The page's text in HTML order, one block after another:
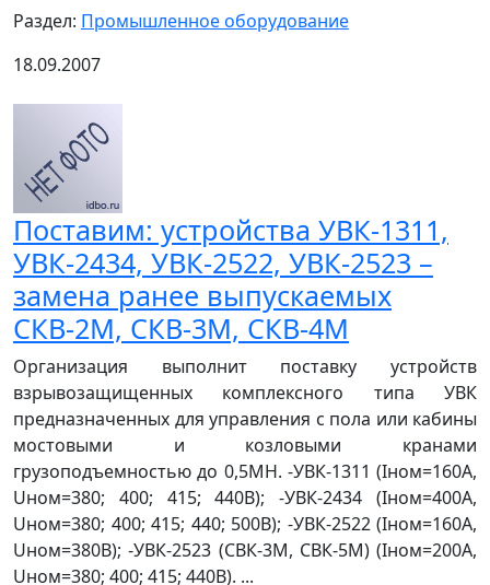
Раздел: Промышленное оборудование
18.09.2007
Поставим: устройства УВК-1311,
УВК-2434, УВК-2522, УВК-2523 –
замена ранее выпускаемых
СКВ-2М, СКВ-3М, СКВ-4М
Организация выполнит поставку устройств
взрывозащищенных комплексного типа УВК
предназначенных для управления с пола или кабины
мостовыми и козловыми кранами
грузоподъемностью до 0,5МН. -УВК-1311 (Iном=160А,
Uном=380; 400; 415; 440В); -УВК-2434 (Iном=400А,
Uном=380; 400; 415; 440; 500В); -УВК-2522 (Iном=160А,
Uном=380В); -УВК-2523 (СВК-3М, СВК-5М) (Iном=200А,
Uном=380; 400; 415; 440В). ...